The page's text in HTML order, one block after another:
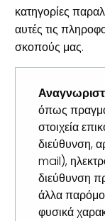
κατηγορίες
αυτές τις
σκοπούς μας.
όπως
στοιχεία
διεύθυνση,
mail),
διεύθυνση
άλλα
φυσικά